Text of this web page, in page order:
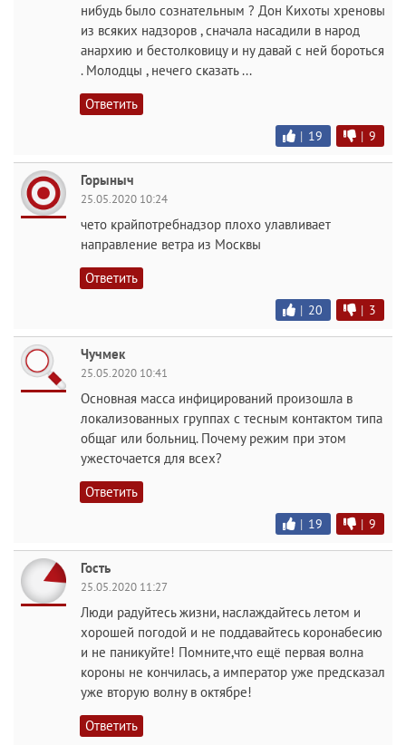
нибудь было сознательным ? Дон Кихоты хреновы
из всяких надзоров , сначала насадили в народ
анархию и бестолковицу и ну давай с ней бороться
. Молодцы , нечего сказать ...
Ответить
| 19 | 9
Горыныч
25.05.2020 10:24
чето крайпотребнадзор плохо улавливает
направление ветра из Москвы
Ответить
| 20 | 3
Чучмек
25.05.2020 10:41
Основная масса инфицирований произошла в
локализованных группах с тесным контактом типа
общаг или больниц. Почему режим при этом
ужесточается для всех?
Ответить
| 19 | 9
Гость
25.05.2020 11:27
Люди радуйтесь жизни, наслаждайтесь летом и
хорошей погодой и не поддавайтесь коронабесию
и не паникуйте! Помните,что ещё первая волна
короны не кончилась, а император уже предсказал
уже вторую волну в октябре!
Ответить